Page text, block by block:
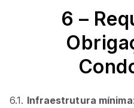
6 –
6.1. Infraestrutura mínima